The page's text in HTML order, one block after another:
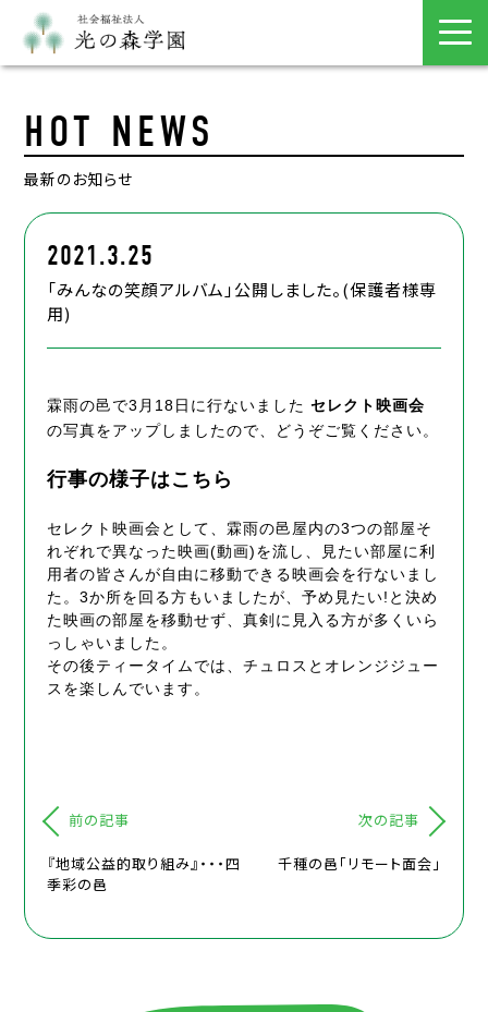
HOT NEWS
最新のお知らせ
2021.3.25
「みんなの笑顔アルバム」公開しました。(保護者様専
用)
霖雨の邑で3月18日に行ないましたセレクト映画会
の写真をアップしましたので、どうぞご覧ください。
行事の様子はこちら
セレクト映画会として、霖雨の邑屋内の3つの部屋そ
れぞれで異なった映画(動画)を流し、見たい部屋に利
用者の皆さんが自由に移動できる映画会を行ないまし
た。3か所を回る方もいましたが、予め見たい!と決め
た映画の部屋を移動せず、真剣に見入る方が多くいら
っしゃいました。
その後ティータイムでは、チュロスとオレンジジュー
スを楽しんでいます。
前の記事
『地域公益的取り組み』・・・四
季彩の邑
次の記事
千種の邑「リモート面会」